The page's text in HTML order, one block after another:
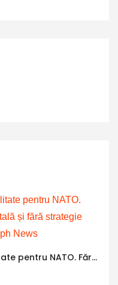
„România devine o vulnerabilitate pentru NATO. Fără reprezentare guvernamentală și fără strategie militară avizată de CSAT” – Aleph News